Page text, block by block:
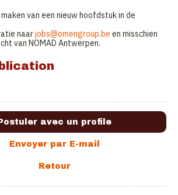
van een nieuw hoofdstuk in de
naarjobs@omengroup.be en misschien
van NOMAD Antwerpen.